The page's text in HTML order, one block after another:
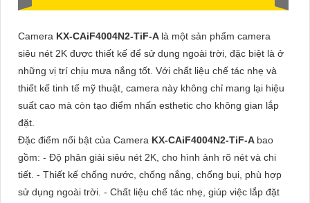
Camera KX-CAiF4004N2-TiF-A là một sản phẩm camera
siêu nét 2K được thiết kế để sử dụng ngoài trời, đặc biệt là ở
những vị trí chịu mưa nắng tốt. Với chất liệu chế tác nhẹ và
thiết kế tinh tế mỹ thuật, camera này không chỉ mang lại hiệu
suất cao mà còn tạo điểm nhấn esthetic cho không gian lắp
đặt.
Đặc điểm nổi bật của Camera KX-CAiF4004N2-TiF-A bao
gồm: - Độ phân giải siêu nét 2K, cho hình ảnh rõ nét và chi
tiết. - Thiết kế chống nước, chống nắng, chống bụi, phù hợp
sử dụng ngoài trời. - Chất liệu chế tác nhẹ, giúp việc lắp đặt